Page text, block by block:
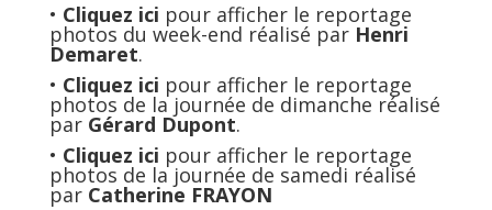
• Cliquez ici pour afficher le reportage
photos du week-end réalisé par Henri
Demaret.
• Cliquez ici pour afficher le reportage
photos de la journée de dimanche réalisé
par Gérard Dupont.
• Cliquez ici pour afficher le reportage
photos de la journée de samedi réalisé
par Catherine FRAYON